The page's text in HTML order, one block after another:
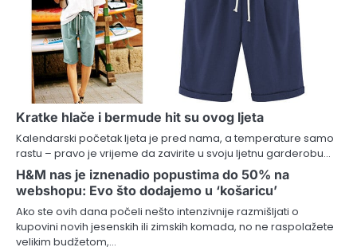
Kratke hlače i bermude hit su ovog ljeta
Kalendarski početak ljeta je pred nama, a temperature samo
rastu – pravo je vrijeme da zavirite u svoju ljetnu garderobu…
H&M nas je iznenadio popustima do 50% na
webshopu: Evo što dodajemo u ‘košaricu’
Ako ste ovih dana počeli nešto intenzivnije razmišljati o
kupovini novih jesenskih ili zimskih komada, no ne raspolažete
velikim budžetom,…